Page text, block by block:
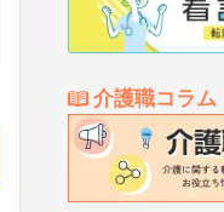
介護職コラム